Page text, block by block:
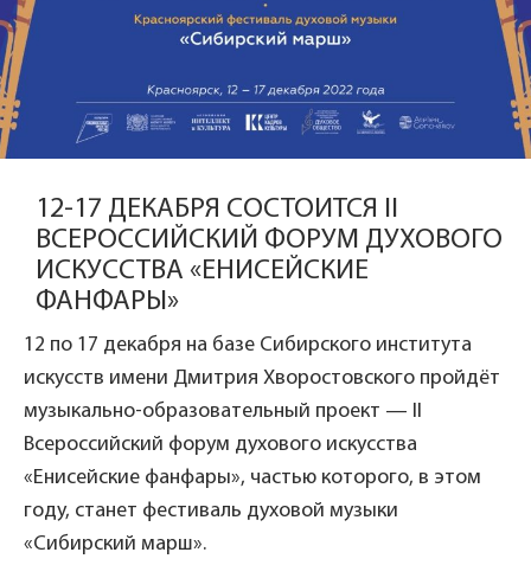
12-17 ДЕКАБРЯ СОСТОИТСЯ II
ВСЕРОССИЙСКИЙ ФОРУМ ДУХОВОГО
ИСКУССТВА «ЕНИСЕЙСКИЕ
ФАНФАРЫ»
12 по 17 декабря на базе Сибирского института
искусств имени Дмитрия Хворостовского пройдёт
музыкально-образовательный проект — II
Всероссийский форум духового искусства
«Енисейские фанфары», частью которого, в этом
году, станет фестиваль духовой музыки
«Сибирский марш».